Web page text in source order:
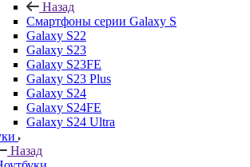
Назад
Смартфоны серии Galaxy S
Galaxy S22
Galaxy S23
Galaxy S23FE
Galaxy S23 Plus
Galaxy S24
Galaxy S24FE
Galaxy S24 Ultra
Назад